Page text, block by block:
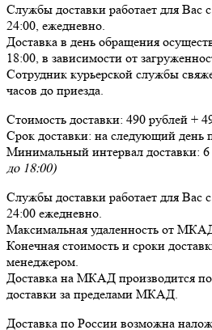
Службы доставки работает для Вас
24:00, ежедневно
Доставка в день обращения
18:00, в зависимости от
Сотрудник курьерской службы
часов до приезда.
Стоимость доставки: 490 рублей +
Срок доставки: на следующий день
Минимальный интервал доставки: 6
до 18:00)
Службы доставки работает для Вас
24:00 ежедневно
Максимальная удаленность от
Конечная стоимость и сроки
менеджером.
Доставка на МКАД производится
доставки за пределами МКАД.
Доставка по России возможна